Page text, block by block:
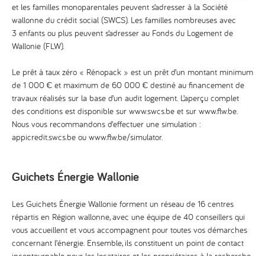
et les familles monoparentales peuvent s’adresser à la Société
wallonne du crédit social (SWCS). Les familles nombreuses avec
3 enfants ou plus peuvent s’adresser au Fonds du Logement de
Wallonie (FLW).
Le prêt à taux zéro « Rénopack » est un prêt d’un montant minimum
de 1 000 € et maximum de 60 000 € destiné au financement de
travaux réalisés sur la base d’un audit logement. L’aperçu complet
des conditions est disponible sur www.swcs.be et sur www.flw.be.
Nous vous recommandons d’effectuer une simulation :
appicredit.swcs.be ou www.flw.be/simulator.
Guichets Énergie Wallonie
Les Guichets Énergie Wallonie forment un réseau de 16 centres
répartis en Région wallonne, avec une équipe de 40 conseillers qui
vous accueillent et vous accompagnent pour toutes vos démarches
concernant l’énergie. Ensemble, ils constituent un point de contact